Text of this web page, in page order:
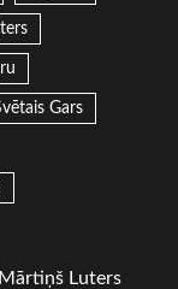
Gars
Mārtiņš Luters